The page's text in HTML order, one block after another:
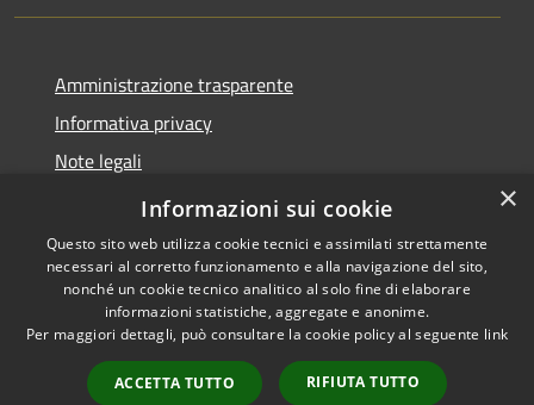
Amministrazione trasparente
Informativa privacy
Note legali
Dichiarazione di accessibilità
Accessibilità
Copyright © 2026 • Comune di
Bellaria Igea Marina • Powered
byMunicipium
Accesso
×
Informazioni sui cookie
Questo sito web utilizza cookie tecnici e assimilati strettamente
necessari al corretto funzionamento e alla navigazione del sito,
nonché un cookie tecnico analitico al solo fine di elaborare
informazioni statistiche, aggregate e anonime.
Per maggiori dettagli, può consultare la cookie policy al seguente link
ACCETTA TUTTO RIFIUTA TUTTO